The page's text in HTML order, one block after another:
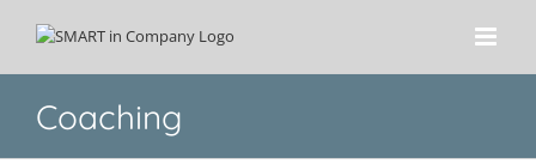
Coaching